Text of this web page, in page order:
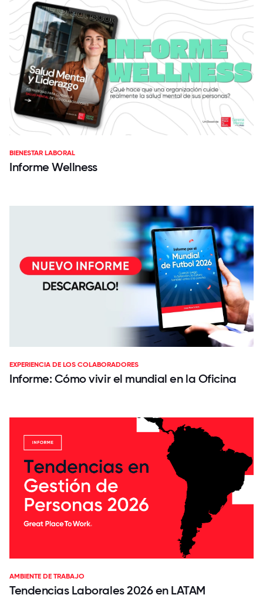
BIENESTAR LABORAL
Informe Wellness
EXPERIENCIA DE LOS COLABORADORES
Informe: Cómo vivir el mundial en la Oficina
AMBIENTE DE TRABAJO
Tendencias Laborales 2026 en LATAM